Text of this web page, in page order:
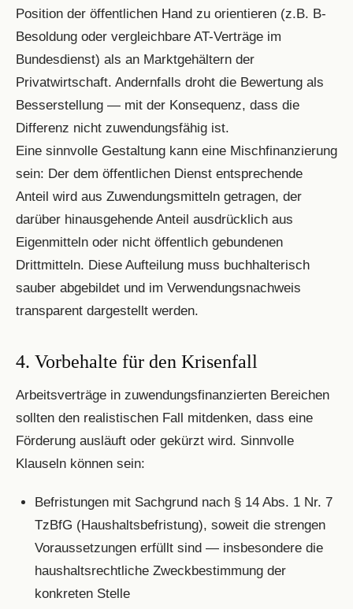
Position der öffentlichen Hand zu orientieren (z.B. B-
Besoldung oder vergleichbare AT-Verträge im
Bundesdienst) als an Marktgehältern der
Privatwirtschaft. Andernfalls droht die Bewertung als
Besserstellung — mit der Konsequenz, dass die
Differenz nicht zuwendungsfähig ist.
Eine sinnvolle Gestaltung kann eine Mischfinanzierung
sein: Der dem öffentlichen Dienst entsprechende
Anteil wird aus Zuwendungsmitteln getragen, der
darüber hinausgehende Anteil ausdrücklich aus
Eigenmitteln oder nicht öffentlich gebundenen
Drittmitteln. Diese Aufteilung muss buchhalterisch
sauber abgebildet und im Verwendungsnachweis
transparent dargestellt werden.
4. Vorbehalte für den Krisenfall
Arbeitsverträge in zuwendungsfinanzierten Bereichen
sollten den realistischen Fall mitdenken, dass eine
Förderung ausläuft oder gekürzt wird. Sinnvolle
Klauseln können sein:
Befristungen mit Sachgrund nach § 14 Abs. 1 Nr. 7
TzBfG (Haushaltsbefristung), soweit die strengen
Voraussetzungen erfüllt sind — insbesondere die
haushaltsrechtliche Zweckbestimmung der
konkreten Stelle